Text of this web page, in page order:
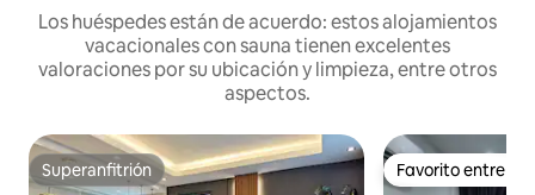
Los huéspedes están de acuerdo: estos alojamientos
vacacionales con sauna tienen excelentes
valoraciones por su ubicación y limpieza, entre otros
aspectos.
Superanfitrión
Superanfitrión Favorito entre
Favorito entre